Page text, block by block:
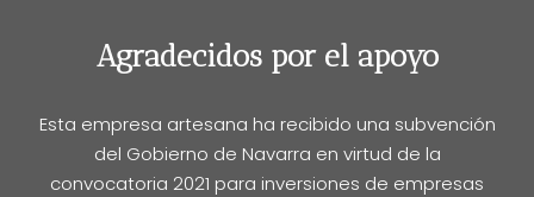
Agradecidos por el apoyo
Esta empresa artesana ha recibido una subvención
del Gobierno de Navarra en virtud de la
convocatoria 2021 para inversiones de empresas